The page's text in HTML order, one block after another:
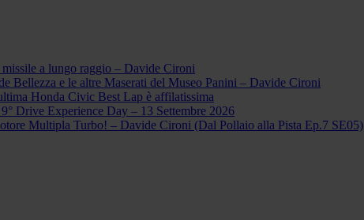
a lungo raggio – Davide Cironi
Bellezza e le altre Maserati del Museo Panini – Davide Cironi
Honda Civic Best Lap è affilatissima
Drive Experience Day – 13 Settembre 2026
Multipla Turbo! – Davide Cironi (Dal Pollaio alla Pista Ep.7 SE05)